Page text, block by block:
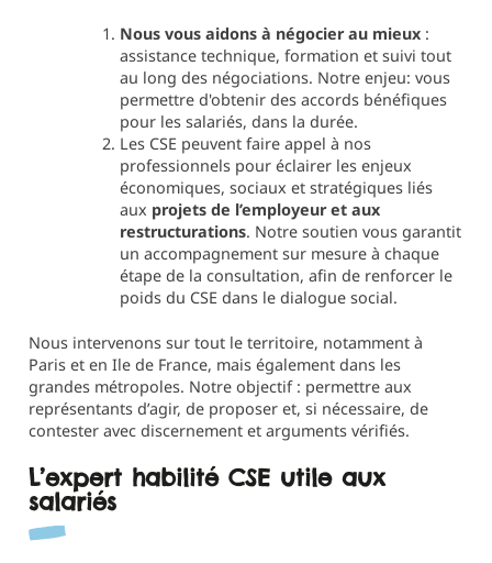
Nous vous aidons à négocier au mieux:
assistance technique, formation et suivi tout
au long des négociations. Notre enjeu: vous
permettre d'obtenir des accords bénéfiques
pour les salariés, dans la durée.
Les CSE peuvent faire appel à nos
professionnels pour éclairer les enjeux
économiques, sociaux et stratégiques liés
aux projets de l’employeur et aux
restructurations. Notre soutien vous garantit
un accompagnement sur mesure à chaque
étape de la consultation, afin de renforcer le
poids du CSE dans le dialogue social.
Nous intervenons sur tout le territoire, notamment à
Paris et en Ile de France, mais également dans les
grandes métropoles. Notre objectif : permettre aux
représentants d’agir, de proposer et, si nécessaire, de
contester avec discernement et arguments vérifiés.
L’expert habilité CSE utile aux
salariés